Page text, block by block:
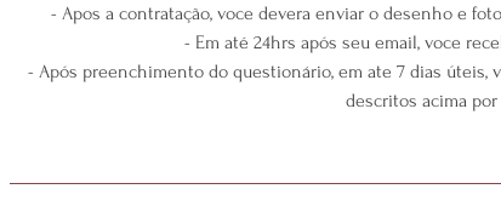
- Apos a contratação, voce devera enviar o desenho e
- Em até 24hrs após seu email, voce
- Após preenchimento do questionário, em ate 7 dias úteis,
descritos acima por